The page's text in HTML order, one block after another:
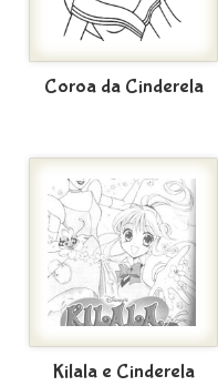
Coroa da Cinderela
Kilala e Cinderela